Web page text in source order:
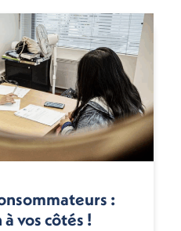
:
vos côtés !